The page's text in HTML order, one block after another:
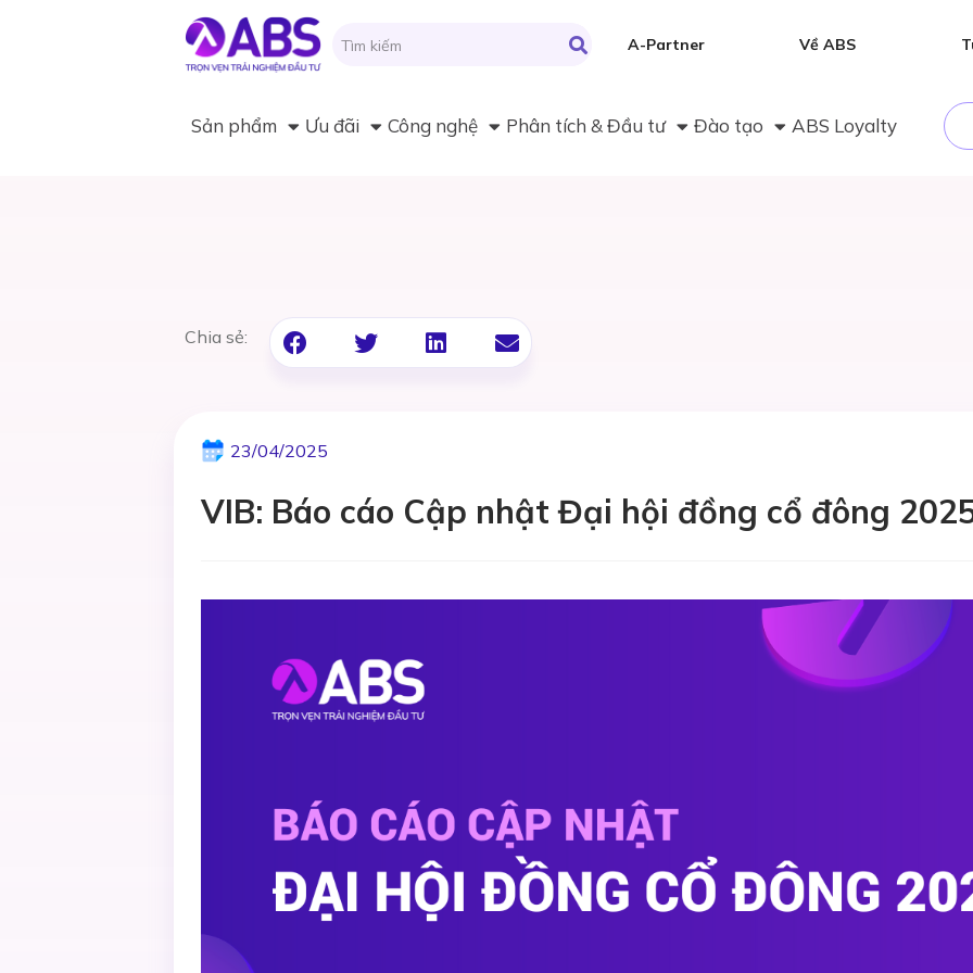
A-Partner Về ABS
Sản phẩm Ưu đãi Công nghệ Phân tích & Đầu tư Đào tạo ABS Loyalty
Chia sẻ:
23/04/2025
VIB: Báo cáo Cập nhật Đại hội đồng cổ đông